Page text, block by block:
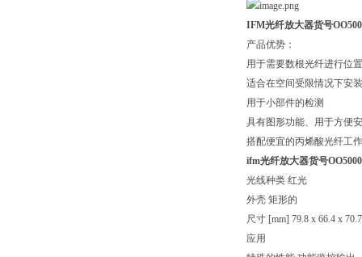
IFM光纤放大器货号
产品优势：
用于需要数根光纤进行位
适合在空间受限情况下安
用于小部件的检测
具有图形功能、用于方便
搭配便宜的丙烯酸光纤工作
ifm光纤放大器货号OO5000
光线种类 红光
外壳 矩形的
尺寸 [mm] 79.8 x 66.4 x 70.7
应用